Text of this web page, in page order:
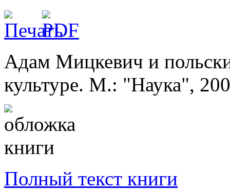
Адам Мицкевич и
культуре. М.: "Наука",
Полный текст книги